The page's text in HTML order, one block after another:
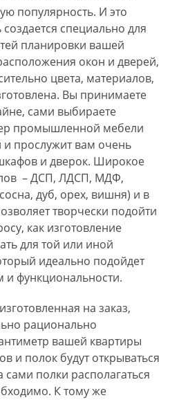
популярность. И это
специально для
планировки вашей
окон и дверей,
цвета, материалов,
Вы принимаете
сами выбираете
промышленной мебели
и прослужит вам очень
и дверок. Широкое
– ДСП, ЛДСП, МДФ,
дуб, орех, вишня) и в
творчески подойти
как изготовление
для той или иной
идеально подойдет
и функциональности.
на заказ,
рационально
вашей квартиры
и полок будут открываться
полки располагаться
К тому же